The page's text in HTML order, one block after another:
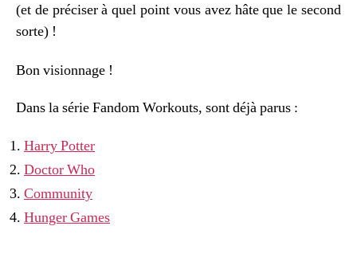
(et de préciser à quel point vous avez hâte que le second
sorte) !
Bon visionnage !
Dans la série Fandom Workouts, sont déjà parus :
Harry Potter
Doctor Who
Community
Hunger Games